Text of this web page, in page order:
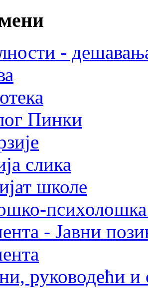
-
Пинки
слика
школе
психолошка
- Јавни
руководећи и